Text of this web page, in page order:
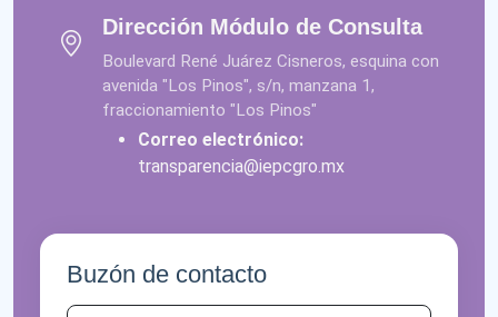
Dirección Módulo de Consulta
Boulevard René Juárez Cisneros, esquina con
avenida "Los Pinos", s/n, manzana 1,
fraccionamiento "Los Pinos"
Correo electrónico:
transparencia@iepcgro.mx
Buzón de contacto